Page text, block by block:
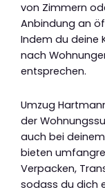
von Zimmern
Anbindung an
Indem du deine
nach
entsprechen.
Umzug
der
auch bei
bieten
Verpacken,
sodass du dich